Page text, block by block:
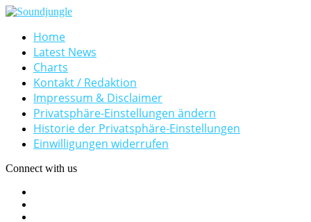
Home
Latest News
Charts
Kontakt / Redaktion
Impressum & Disclaimer
Privatsphäre-Einstellungen ändern
Historie der Privatsphäre-Einstellungen
Einwilligungen widerrufen
Connect with us